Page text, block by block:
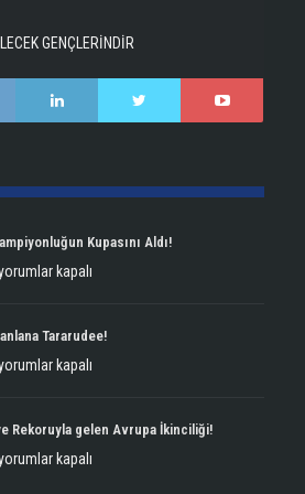
GENÇLERİNDİR
Kupasını Aldı!
kapalı
Tararudee!
kapalı
Rekoruyla gelen Avrupa İkinciliği!
kapalı